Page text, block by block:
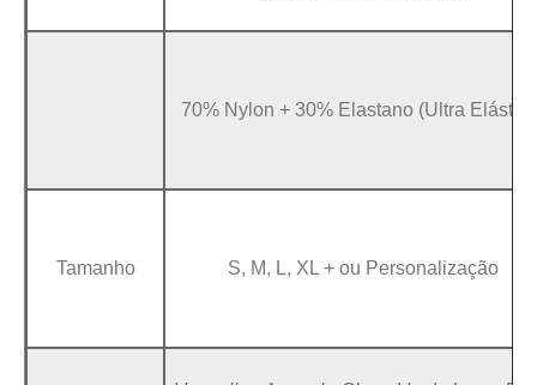
70% Nylon + 30% Elastano (Ultra
Tamanho S, M, L, XL + ou Personalização